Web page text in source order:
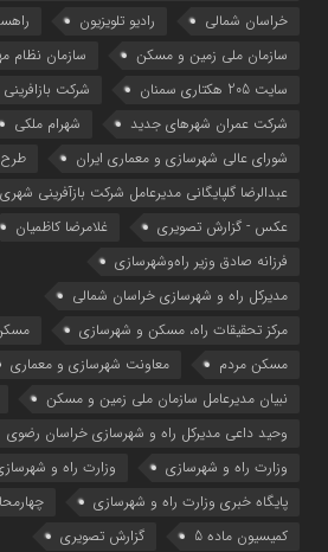
خراسان شمالی
رادیو تلویزیون
سازمان ملی زمین و مسکن
سازمان نظام
سایت 205 هکتاری سمنان
شرکت
شرکت عمران شهرهای جدید
شهرام ملکی
شوراي عالي شهرسازی و معماري ايران
عبدالرضا گلپایگانی مدیرعامل شرکت بازآفرینی شهری
عکس - گزارش تصویری
غلامرضا کاظمیان
فرزانه صادق وزیر راه‌وشهرسازی
مدیرکل راه و شهرسازی خراسان شمالی
مرکز تحقیقات راه، مسکن و شهرسازی
مسکن مردم
معاونت شهرسازي و معماري
نبیان مدیرعامل سازمان ملی زمین و مسکن
وحید داعی مدیرکل راه و شهرسازی خراسان رضوی
وزارت راه و شهرسازي
وزارت راه و
پایگاه خبری وزارت راه و شهرسازی
کمیسیون ماده 5
گزارش تصویری